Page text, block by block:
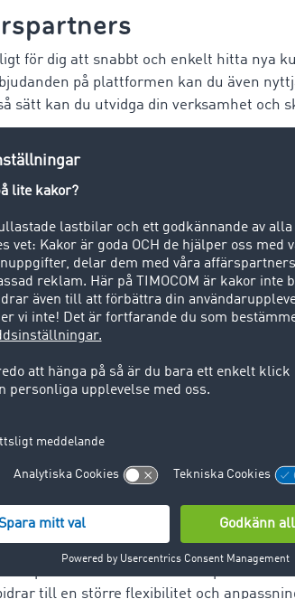
för dig att snabbt och enkelt hitta nya
på plattformen kan du även
sätt kan du utvidga din verksamhet och
frakt kan ta mycket tid. Medan
kan transportföretag nu spara tid
online. Genom automatiseringen av
och dokumentation kan
sin effektivitet. Detta gör det möjligt att
Totalt sett bidrar tidsbesparingen till att
och nyttja sin värdefulla tid på ett
ger också transportföretag mer
plattformen kan transportföretag
eller avvisa dessa utifrån sina
att planera bättre och samtidigt
kapacitet efter ändrade krav på
till en större flexibilitet och